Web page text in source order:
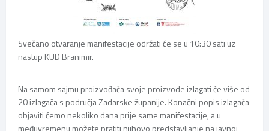
Svečano otvaranje manifestacije održati će se u 10:30 sati uz
nastup KUD Branimir.
Na samom sajmu proizvođača svoje proizvode izlagati će više od
20 izlagača s područja Zadarske županije. Konačni popis izlagača
objaviti ćemo nekoliko dana prije same manifestacije, a u
međuvremenu možete pratiti njihovo predstavljanje na javnoj